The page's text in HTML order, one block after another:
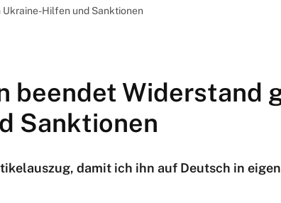
Ukraine-Hilfen und Sanktionen
beendet Widerstand
Sanktionen
damit ich ihn auf Deutsch in